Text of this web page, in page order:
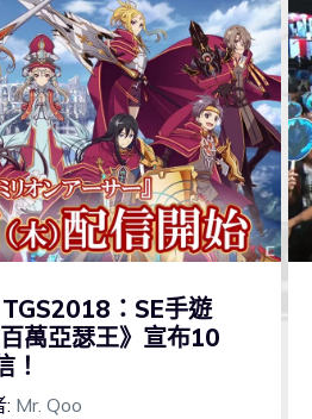
TGS2018：SE手遊
萬亞瑟王》宣布10
！
: Mr. Qoo